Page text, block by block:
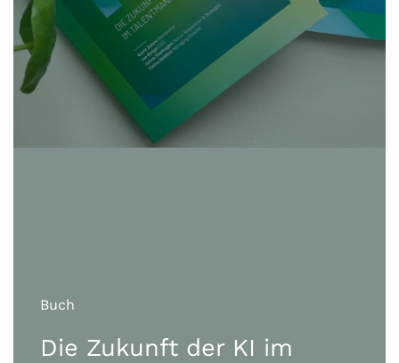
Buch
Die Zukunft der KI im